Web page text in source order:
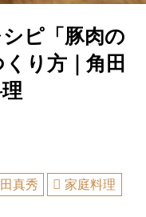
ピ「豚肉の
り方｜角田
真秀 家庭料理